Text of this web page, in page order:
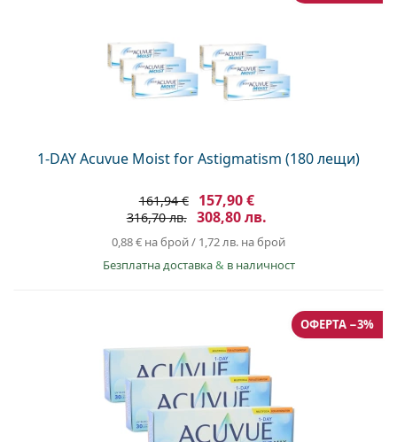
1-DAY Acuvue Moist for Astigmatism (180 лещи)
161,94 € 157,90 €
316,70 лв. 308,80 лв.
0,88 € на брой/ 1,72 лв. на брой
Безплатна доставка& в наличност
ОФЕРТА −3%